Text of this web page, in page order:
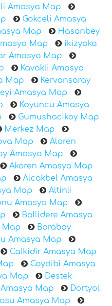
Amasya Map
Gokceli Amasya
Map
Hasanbey
Map
ikizyaka
Amasya Map
Kavakli Amasya
Map
Kervansaray
Amasya Map
Koyuncu Amasya
Gumushacikoy Map
Merkez Map
Map
Aloren
Amasya Map
Akoren Amasya Map
Alcakbel Amasya
Map
Altinli
Amasya Map
Ballidere Amasya
Map
Boraboy
Amasya Map
Calkidir Amasya Map
Caydibi Amasya
Map
Destek
Amasya Map
Dortyol
Amasya Map